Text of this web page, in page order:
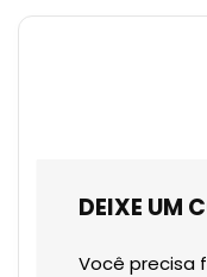
DEIXE UM
Você precisa